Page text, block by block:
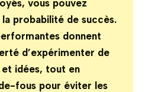
vous pouvez
la probabilité de succès.
donnent
d’expérimenter de
et idées, tout en
fous pour éviter les